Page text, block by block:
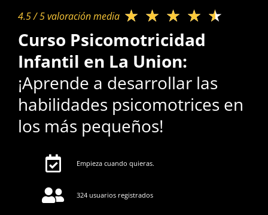
4.5 / 5 valoración media​ ★ ★ ★ ★ ★
Curso Psicomotricidad
Infantil en La Union:
¡Aprende a desarrollar las
habilidades psicomotrices en
los más pequeños!
Empieza cuando quieras.
324 usuarios registrados